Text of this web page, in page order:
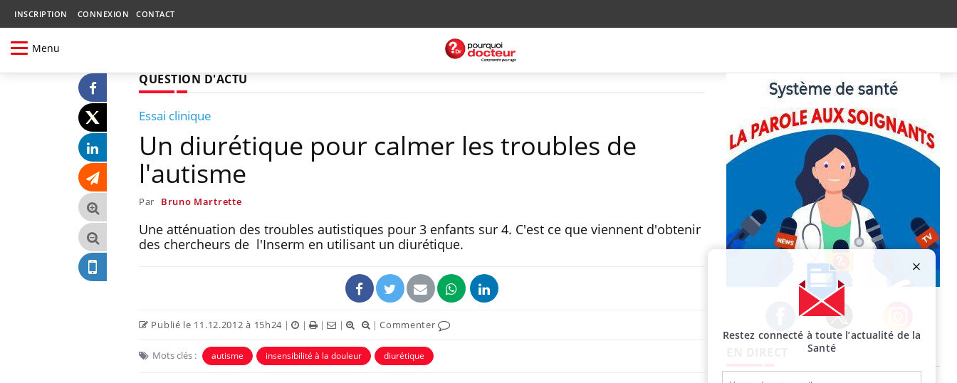
INSCRIPTION CONNEXION CONTACT
Menu
QUESTION D'ACTU
Essai clinique
Un diurétique pour calmer les troubles de
l'autisme
Par Bruno Martrette
Une atténuation des troubles autistiques pour 3 enfants sur 4. C'est ce que viennent d'obtenir
des chercheurs de l'Inserm en utilisant un diurétique.
Publié le 11.12.2012 à 15h24 | | | | |Commenter
Mots clés : autisme insensibilité à la douleur diurétique
Facebook Twitter Instagram
Restez connecté à toute l’actualité de la
Santé